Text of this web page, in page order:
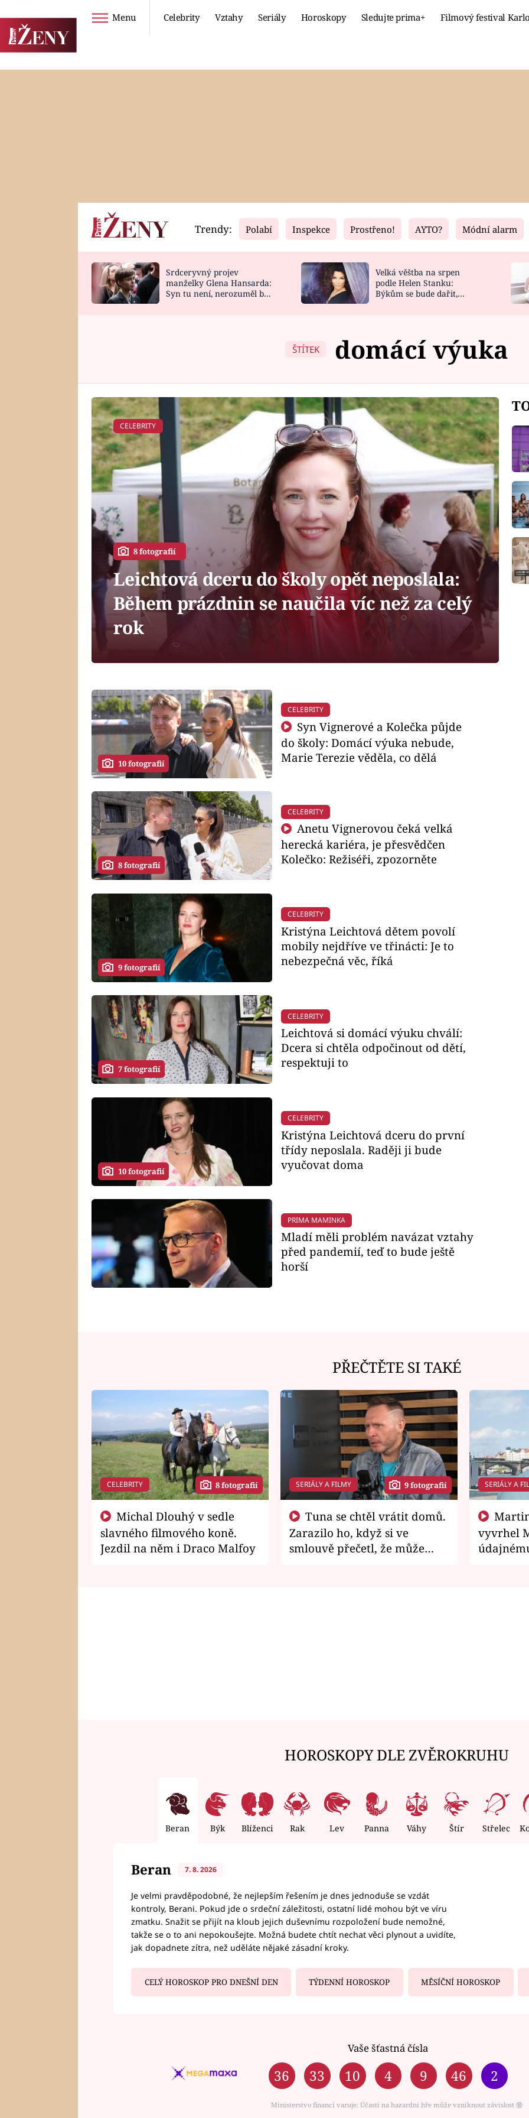
Menu Celebrity Vztahy Seriály Horoskopy Sledujte prima+ Filmový festival
Horoskopy
HOROSKOP NA
Video
CELEBRITY
VAŘENÍ
Fresh
NOVINKY
VIDEORECEPTY
Living
DESIGN
Trendy: Polabí Inspekce Prostřeno! AYTO? Módní alarm
Srdceryvný projev
manželky Glena Hansarda:
Syn tu není, nerozuměl by
Velká věštba na srpen
podle Helen Stanku:
Býkům se bude dařit,
ŠTÍTEK domácí výuka
CELEBRITY
8 fotografií
Leichtová dceru do školy opět neposlala:
Během prázdnin se naučila víc než za celý
rok
10 fotografií
CELEBRITY
Syn Vignerové a Kolečka půjde
do školy: Domácí výuka nebude,
Marie Terezie věděla, co dělá
8 fotografií
CELEBRITY
Anetu Vignerovou čeká velká
herecká kariéra, je přesvědčen
Kolečko: Režiséři, zpozorněte
9 fotografií
CELEBRITY
Kristýna Leichtová dětem povolí
mobily nejdříve ve třinácti: Je to
nebezpečná věc, říká
7 fotografií
CELEBRITY
Leichtová si domácí výuku chválí:
Dcera si chtěla odpočinout od dětí,
respektuji to
10 fotografií
CELEBRITY
Kristýna Leichtová dceru do první
třídy neposlala. Raději ji bude
vyučovat doma
PRIMA MAMINKA
Mladí měli problém navázat vztahy
před pandemií, teď to bude ještě
horší
PŘEČTĚTE SI TAKÉ
CELEBRITY 8 fotografií
slavného filmového koně.
Jezdil na něm i Draco Malfoy
SERIÁLY A FILMY 9 fotografií
Zarazilo ho, když si ve
smlouvě přečetl, že může
SERIÁLY A
vyvrhel
HOROSKOPY DLE ZVĚROKRUHU
Beran Býk Blíženci Rak Lev Panna Váhy Štír Střelec
Beran 7. 8. 2026
Je velmi pravděpodobné, že nejlepším řešením je dnes jednoduše se vzdát
kontroly, Berani. Pokud jde o srdeční záležitosti, ostatní lidé mohou být ve víru
zmatku. Snažit se přijít na kloub jejich duševnímu rozpoložení bude nemožné,
takže se o to ani nepokoušejte. Možná budete chtít nechat věci plynout a uvidíte,
jak dopadnete zítra, než uděláte nějaké zásadní kroky.
CELÝ HOROSKOP PRO DNEŠNÍ DEN TÝDENNÍ HOROSKOP MĚSÍČNÍ HOROSKOP
Vaše šťastná čísla
36 33 10 4 9 46 2
Ministerstvo financí varuje: Účastí na hazardní hře může vzniknout závislost ⑱